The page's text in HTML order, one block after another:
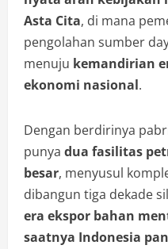
Asta Cita, di mana
pengolahan sumber
menuju kemandirian
ekonomi nasional.
Dengan berdirinya
punya dua fasilitas
besar, menyusul
dibangun tiga dekade
era ekspor bahan
saatnya Indonesia